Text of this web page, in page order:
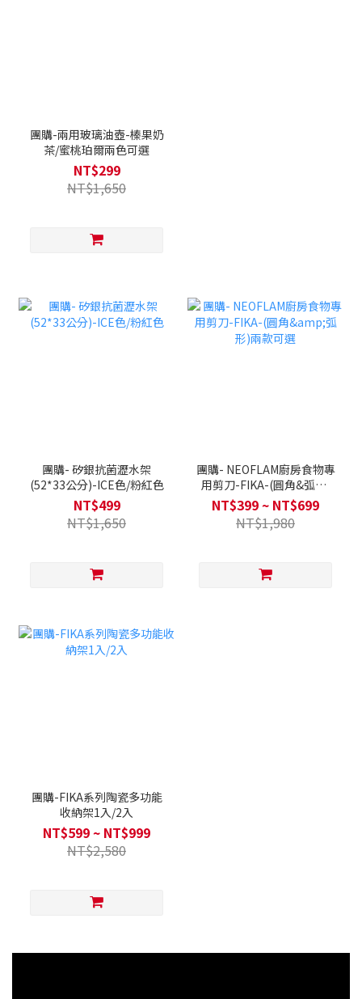
團購-兩用玻璃油壺-榛果奶
茶/蜜桃珀爾兩色可選
NT$299
NT$1,650
團購- 矽銀抗菌瀝水架
(52*33公分)-ICE色/粉紅色
NT$499
NT$1,650
團購- NEOFLAM廚房食物專
用剪刀-FIKA-(圓角&弧形)
兩款可選
NT$399 ~ NT$699
NT$1,980
團購-FIKA系列陶瓷多功能
收納架1入/2入
NT$599 ~ NT$999
NT$2,580